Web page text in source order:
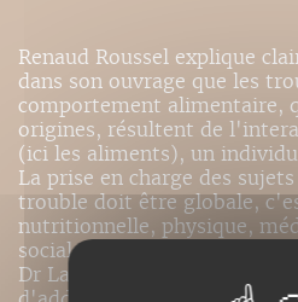
Renaud Roussel explique
dans son ouvrage que les
comportement alimentaire,
origines, résultent de
(ici les aliments), un
La prise en charge des
trouble doit être globale,
nutritionnelle, physique,
sociale.
Dr Laurent Karila,